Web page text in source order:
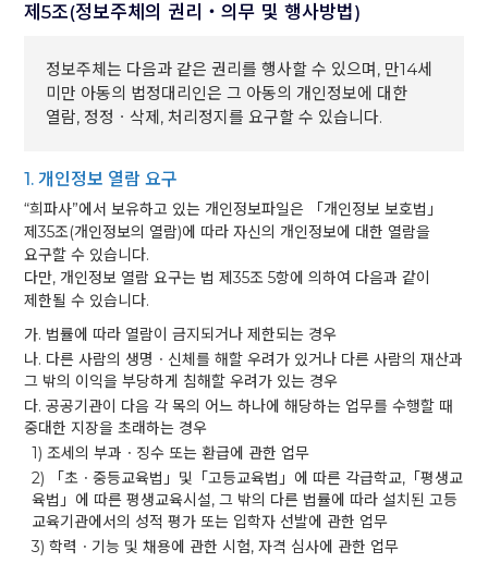
제5조(정보주체의 권리‧의무 및 행사방법)
정보주체는 다음과 같은 권리를 행사할 수 있으며, 만14세
미만 아동의 법정대리인은 그 아동의 개인정보에 대한
열람, 정정ㆍ삭제, 처리정지를 요구할 수 있습니다.
1. 개인정보 열람 요구
“희파사”에서 보유하고 있는 개인정보파일은 「개인정보 보호법」
제35조(개인정보의 열람)에 따라 자신의 개인정보에 대한 열람을
요구할 수 있습니다.
다만, 개인정보 열람 요구는 법 제35조 5항에 의하여 다음과 같이
제한될 수 있습니다.
가. 법률에 따라 열람이 금지되거나 제한되는 경우
나. 다른 사람의 생명ㆍ신체를 해할 우려가 있거나 다른 사람의 재산과
그 밖의 이익을 부당하게 침해할 우려가 있는 경우
다. 공공기관이 다음 각 목의 어느 하나에 해당하는 업무를 수행할 때
중대한 지장을 초래하는 경우
1) 조세의 부과ㆍ징수 또는 환급에 관한 업무
2) 「초ㆍ중등교육법」및「고등교육법」에 따른 각급학교,「평생교
육법」에 따른 평생교육시설, 그 밖의 다른 법률에 따라 설치된 고등
교육기관에서의 성적 평가 또는 입학자 선발에 관한 업무
3) 학력ㆍ기능 및 채용에 관한 시험, 자격 심사에 관한 업무